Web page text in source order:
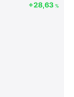
+28,63 %